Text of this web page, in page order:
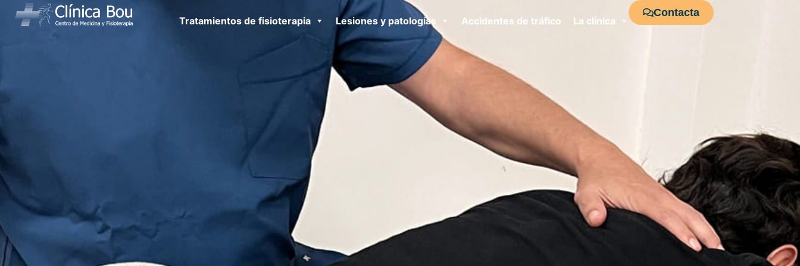
Tratamientos de fisioterapia Lesiones y patologías Accidentes de tráfico La clínica
Contacta